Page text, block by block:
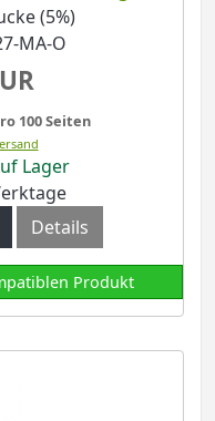
(5%)
MA-O
100 Seiten
Lager
Details
Produkt